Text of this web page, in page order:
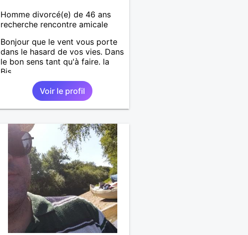
Homme divorcé(e) de 46 ans
recherche rencontre amicale
Bonjour que le vent vous porte
dans le hasard de vos vies. Dans
le bon sens tant qu'à faire. la
Bis.
Voir le profil